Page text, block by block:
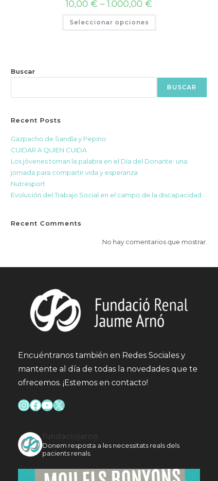
10,00 € – 1.000,00 €
precios:
10,00 €
Seleccionar opciones
Este
tiene
elegir
página
Buscar
BUSCAR
Recent Posts
Gazpacho de Sandía y Pepino
CUIDAR A QUIEN CUIDA
Los jóvenes toman la palabra en el Día del Donante: una
jornada para compartir vida y esperanza
Nutresport
Evolución del Trabajo Social en el campo de la discapacidad
Recent Comments
No hay comentarios que mostrar.
Encuéntranos también en Redes Sociales y
mantente al día de todas la novedades que te
ofrecemos. ¡Estemos en contacto!
Instagram
Facebook
YouTube
X
Donem resposta a les necessitats reals dels
pacients renals.